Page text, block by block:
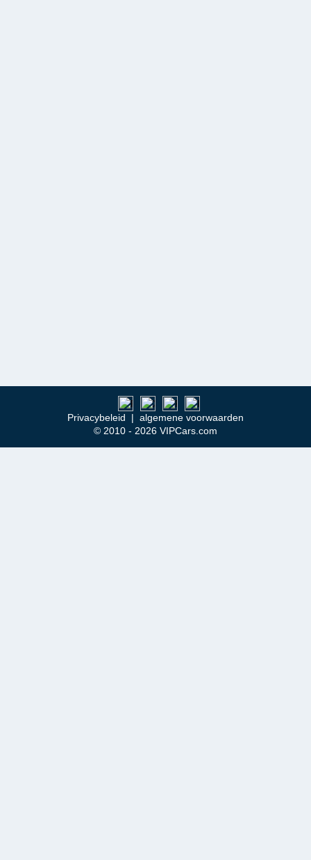
Privacybeleid | algemene voorwaarden
© 2010 - 2026 VIPCars.com